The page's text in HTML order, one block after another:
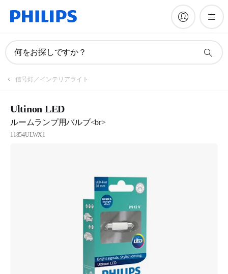
何をお探しですか？
信号灯／インテリアライト
Ultinon LED
ルームランプ用バルブ<br>
11854ULWX1